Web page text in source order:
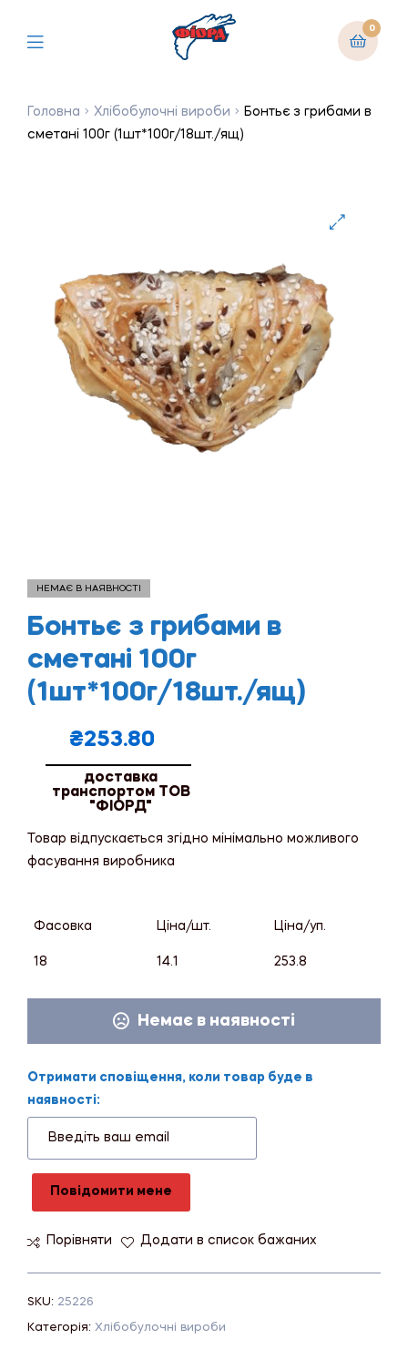
0
Головна Хлібобулочні вироби
Бонтьє з грибами в
сметані 100г (1шт*100г/18шт./ящ)
НЕМАЄ В НАЯВНОСТІ
Бонтьє з грибами в
сметані 100г
(1шт*100г/18шт./ящ)
₴253.80
доставка
транспортом ТОВ
"ФІОРД"
Товар відпускається згідно мінімально можливого
фасування виробника
Фасовка Ціна/шт. Ціна/уп.
18 14.1 253.8
Немає в наявності
Отримати сповіщення, коли товар буде в
наявності:
Повідомити мене
Порівняти Додати в список бажаних
SKU: 25226
Категорія: Хлібобулочні вироби